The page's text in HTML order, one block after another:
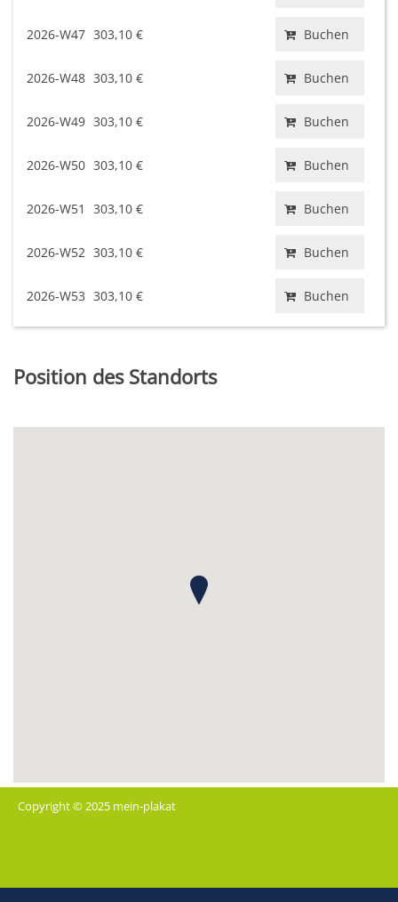
2026-W47 303,10 € Buchen
2026-W48 303,10 € Buchen
2026-W49 303,10 € Buchen
2026-W50 303,10 € Buchen
2026-W51 303,10 € Buchen
2026-W52 303,10 € Buchen
2026-W53 303,10 € Buchen
Position des Standorts
Copyright © 2025 mein-plakat